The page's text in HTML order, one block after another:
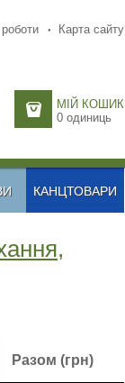
роботи
Карта сайту
МІЙ КОШИК
0 одиниць
КАНЦТОВАРИ
Разом (грн)